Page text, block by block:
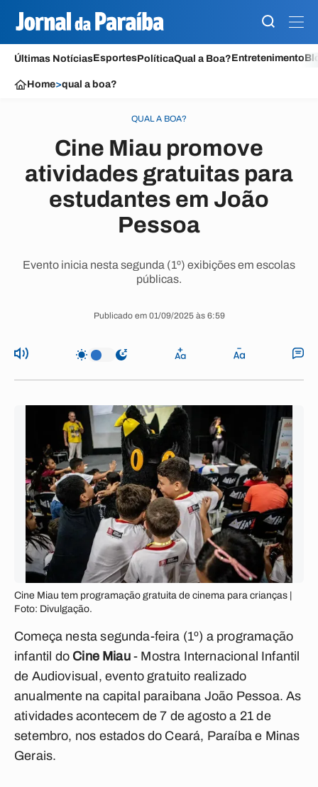
Últimas NotíciasEsportesPolíticaQual a Boa?Entretenimento
Home>qual a boa?
QUAL A BOA?
Cine Miau promove
atividades gratuitas para
estudantes em João
Pessoa
Evento inicia nesta segunda (1º) exibições em escolas
públicas.
Publicado em 01/09/2025 às 6:59
Cine Miau tem programação gratuita de cinema para crianças |
Foto: Divulgação.
Começa nesta segunda-feira (1º) a programação
infantil do Cine Miau- Mostra Internacional Infantil
de Audiovisual, evento gratuito realizado
anualmente na capital paraibana João Pessoa. As
atividades acontecem de 7 de agosto a 21 de
setembro, nos estados do Ceará, Paraíba e Minas
Gerais.